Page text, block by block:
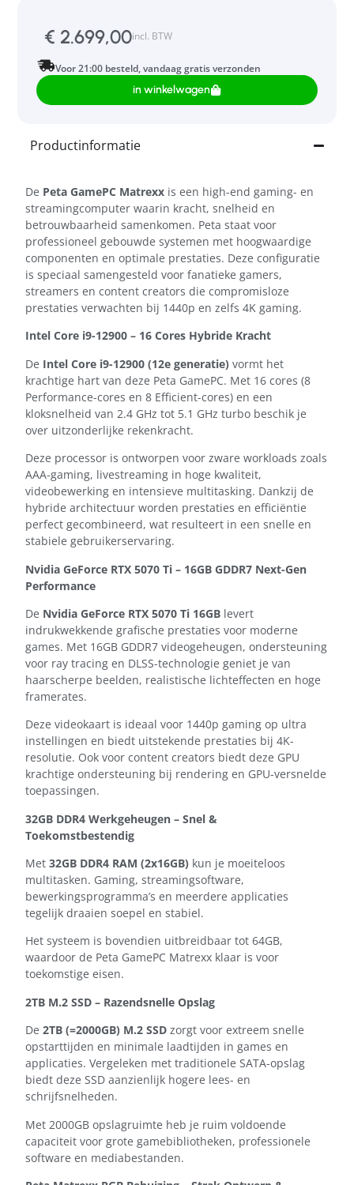
€ 2.699,00incl. BTW
Voor 21:00 besteld, vandaag gratis verzonden
in winkelwagen
Productinformatie
De Peta GamePC Matrexx is een high-end gaming- en
streamingcomputer waarin kracht, snelheid en
betrouwbaarheid samenkomen. Peta staat voor
professioneel gebouwde systemen met hoogwaardige
componenten en optimale prestaties. Deze configuratie
is speciaal samengesteld voor fanatieke gamers,
streamers en content creators die compromisloze
prestaties verwachten bij 1440p en zelfs 4K gaming.
Intel Core i9-12900 – 16 Cores Hybride Kracht
De Intel Core i9-12900 (12e generatie) vormt het
krachtige hart van deze Peta GamePC. Met 16 cores (8
Performance-cores en 8 Efficient-cores) en een
kloksnelheid van 2.4 GHz tot 5.1 GHz turbo beschik je
over uitzonderlijke rekenkracht.
Deze processor is ontworpen voor zware workloads zoals
AAA-gaming, livestreaming in hoge kwaliteit,
videobewerking en intensieve multitasking. Dankzij de
hybride architectuur worden prestaties en efficiëntie
perfect gecombineerd, wat resulteert in een snelle en
stabiele gebruikerservaring.
Nvidia GeForce RTX 5070 Ti – 16GB GDDR7 Next-Gen
Performance
De Nvidia GeForce RTX 5070 Ti 16GB levert
indrukwekkende grafische prestaties voor moderne
games. Met 16GB GDDR7 videogeheugen, ondersteuning
voor ray tracing en DLSS-technologie geniet je van
haarscherpe beelden, realistische lichteffecten en hoge
framerates.
Deze videokaart is ideaal voor 1440p gaming op ultra
instellingen en biedt uitstekende prestaties bij 4K-
resolutie. Ook voor content creators biedt deze GPU
krachtige ondersteuning bij rendering en GPU-versnelde
toepassingen.
32GB DDR4 Werkgeheugen – Snel &
Toekomstbestendig
Met 32GB DDR4 RAM (2x16GB) kun je moeiteloos
multitasken. Gaming, streamingsoftware,
bewerkingsprogramma’s en meerdere applicaties
tegelijk draaien soepel en stabiel.
Het systeem is bovendien uitbreidbaar tot 64GB,
waardoor de Peta GamePC Matrexx klaar is voor
toekomstige eisen.
2TB M.2 SSD – Razendsnelle Opslag
De 2TB (=2000GB) M.2 SSD zorgt voor extreem snelle
opstarttijden en minimale laadtijden in games en
applicaties. Vergeleken met traditionele SATA-opslag
biedt deze SSD aanzienlijk hogere lees- en
schrijfsnelheden.
Met 2000GB opslagruimte heb je ruim voldoende
capaciteit voor grote gamebibliotheken, professionele
software en mediabestanden.